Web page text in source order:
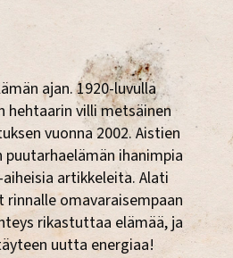
ajan. 1920-luvulla
hehtaarin villi metsäinen
vuonna 2002. Aistien
puutarhaelämän ihanimpia
artikkeleita. Alati
omavaraisempaan
rikastuttaa elämää, ja
uutta energiaa!